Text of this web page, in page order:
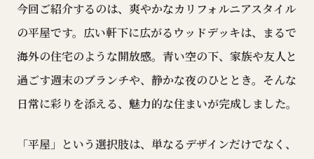
今回ご紹介するのは、爽やかなカリフォルニアスタイル
の平屋です。広い軒下に広がるウッドデッキは、まるで
海外の住宅のような開放感。青い空の下、家族や友人と
過ごす週末のブランチや、静かな夜のひととき。そんな
日常に彩りを添える、魅力的な住まいが完成しました。
「平屋」という選択肢は、単なるデザインだけでなく、